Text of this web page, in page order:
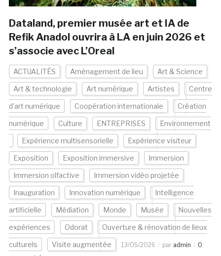
Dataland, premier musée art et IA de
Refik Anadol ouvrira à LA en juin 2026 et
s’associe avec L’Oreal
ACTUALITÉS Aménagement de lieu Art & Science
Art & technologie Art numérique Artistes Centre
d'art numérique Coopération internationale Création
numérique Culture ENTREPRISES Environnement
Expérience multisensorielle Expérience visiteur
Exposition Exposition immersive Immersion
Immersion olfactive Immersion vidéo projetée
Inauguration Innovation numérique Intelligence
artificielle Médiation Monde Musée Nouvelles
expériences Odorat Ouverture & rénovation de lieux
culturels Visite augmentée 13/05/2026 par admin
0